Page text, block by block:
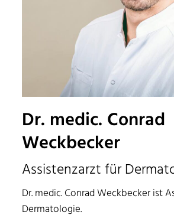
Dr. medic. Conrad
Weckbecker
Assistenzarzt für
Dr. medic. Conrad Weckbecker ist
Dermatologie.